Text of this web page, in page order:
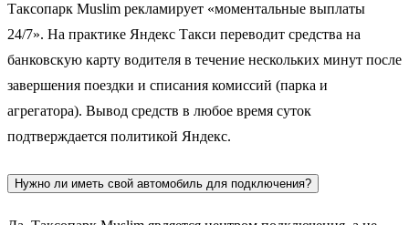
Таксопарк Muslim рекламирует «моментальные выплаты
24/7». На практике Яндекс Такси переводит средства на
банковскую карту водителя в течение нескольких минут после
завершения поездки и списания комиссий (парка и
агрегатора). Вывод средств в любое время суток
подтверждается политикой Яндекс.
Нужно ли иметь свой автомобиль для подключения?